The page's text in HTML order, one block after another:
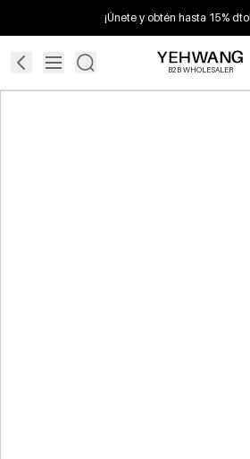
¡Únete y obtén hasta 15%
B2B WHOLESALER